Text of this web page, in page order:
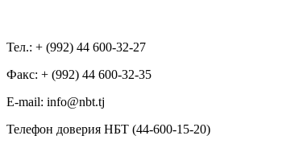
Тел.: + (992) 44 600-32-27
Факс: + (992) 44 600-32-35
Е-mail: info@nbt.tj
Телефон доверия НБТ (44-600-15-20)